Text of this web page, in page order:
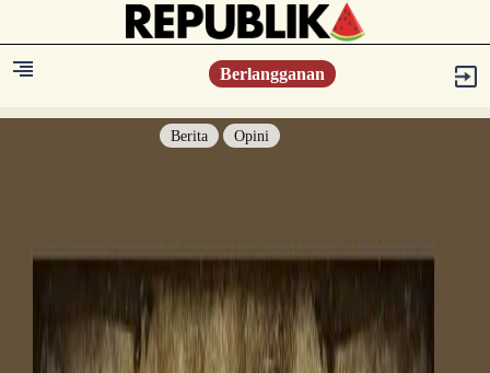
Berlangganan
Berita Opini
Islam Digest
Hikmah